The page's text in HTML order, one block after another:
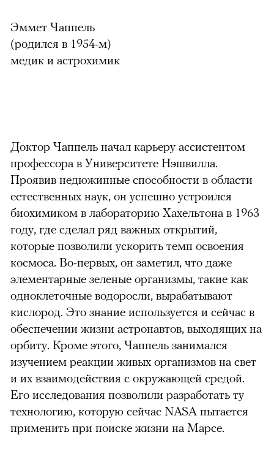
Эммет Чаппель
(родился в 1954-м)
медик и астрохимик
Доктор Чаппель начал карьеру ассистентом
профессора в Университете Нэшвилла.
Проявив недюжинные способности в области
естественных наук, он успешно устроился
биохимиком в лабораторию Хахельтона в 1963
году, где сделал ряд важных открытий,
которые позволили ускорить темп освоения
космоса. Во-первых, он заметил, что даже
элементарные зеленые организмы, такие как
одноклеточные водоросли, вырабатывают
кислород. Это знание используется и сейчас в
обеспечении жизни астронавтов, выходящих на
орбиту. Кроме этого, Чаппель занимался
изучением реакции живых организмов на свет
и их взаимодействия с окружающей средой.
Его исследования позволили разработать ту
технологию, которую сейчас NASA пытается
применить при поиске жизни на Марсе.